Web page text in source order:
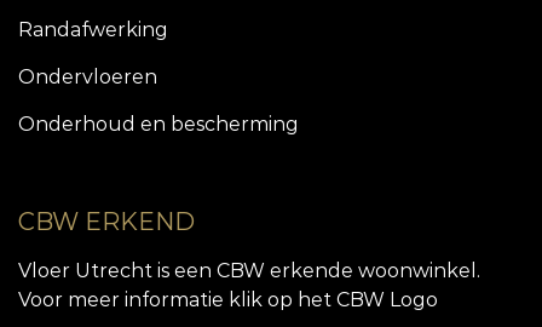
Randafwerking
Ondervloeren
Onderhoud en bescherming
CBW ERKEND
Vloer Utrecht is een CBW erkende woonwinkel.
Voor meer informatie klik op het CBW Logo